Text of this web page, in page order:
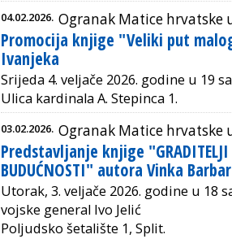
04.02.2026. Ogranak Matice hrvatske
Promocija knjige "Veliki put
Ivanjeka
Srijeda 4. veljače 2026. godine u 19
Ulica kardinala A. Stepinca 1.
03.02.2026. Ogranak Matice hrvatske
Predstavljanje knjige "GRADITELJI
BUDUĆNOSTI" autora Vinka
Utorak, 3. veljače 2026. godine u 18
vojske general Ivo Jelić
Poljudsko šetalište 1, Split.